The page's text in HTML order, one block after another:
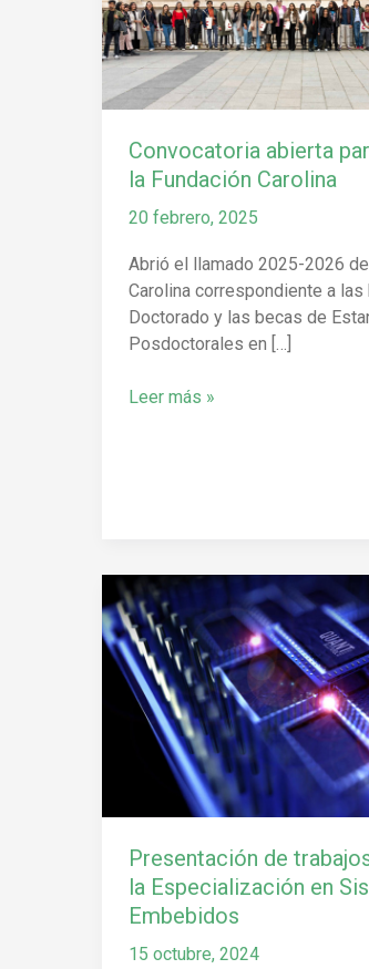
Convocatoria abierta
la Fundación Carolina
20 febrero, 2025
Abrió el llamado 2025-2026
Carolina correspondiente a las
Doctorado y las becas de
Posdoctorales en […]
becas
de
la
Fundación
Leer más »
Presentación de
la Especialización en
Embebidos
15 octubre, 2024
Presentación
de
trabajos
finales
de
Especialización
Sistemas